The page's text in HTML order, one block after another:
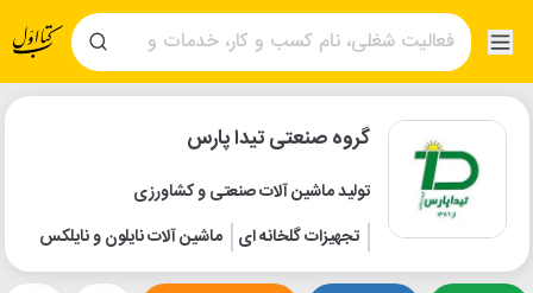
گروه صنعتی تیدا پارس
تولید ماشین آلات صنعتی و کشاورزی
تجهیزات گلخانه ای
ماشین آلات نایلون و نایلکس